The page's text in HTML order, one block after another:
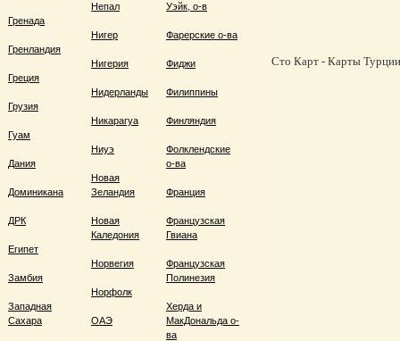
Гренада
Гренландия
Греция
Грузия
Гуам
Дания
Доминикана
ДРК
Египет
Замбия
Западная
Сахара
Непал
Нигер
Нигерия
Нидерланды
Никарагуа
Ниуэ
Новая
Зеландия
Новая
Каледония
Норвегия
Норфолк
ОАЭ
Уэйк, о-в
Фарерские о-ва
Фиджи
Филиппины
Финляндия
Фолклендские
о-ва
Франция
Французская
Гвиана
Французская
Полинезия
Херда и
МакДональда о-
ва
Сто Карт - Карты